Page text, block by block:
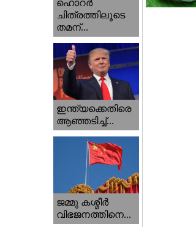
ഹൊറര്‍
ചിത്രത്തിലൂടെ
തമന്...
ഇന്ത്യക്കെതിരെ
ആഞ്ഞടിച്ച്...
ജമ്മു കശ്മീ‍ർ
വിഭജനത്തിനെ...